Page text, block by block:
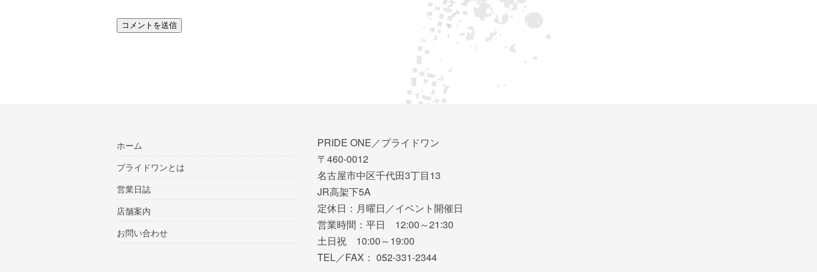
ホーム
プライドワンとは
営業日誌
店舗案内
お問い合わせ
PRIDE ONE／プライドワン
〒460-0012
名古屋市中区千代田3丁目13
JR高架下5A
定休日：月曜日／イベント開催日
営業時間：平日 12:00～21:30
土日祝 10:00～19:00
TEL／FAX： 052-331-2344